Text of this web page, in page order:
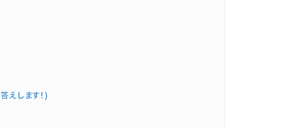
えします！)